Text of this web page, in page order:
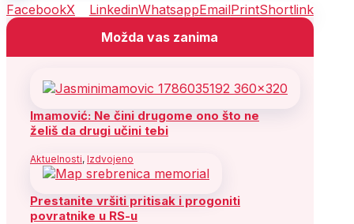
FacebookX LinkedinWhatsappEmailPrintShortlink
Možda vas zanima
Imamović: Ne čini drugome ono što ne
želiš da drugi učini tebi
Aktuelnosti, Izdvojeno
Prestanite vršiti pritisak i progoniti
povratnike u RS-u